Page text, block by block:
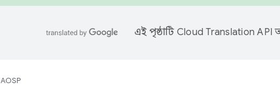
এই পৃষ্ঠাটি Cloud Translation API
AOSP